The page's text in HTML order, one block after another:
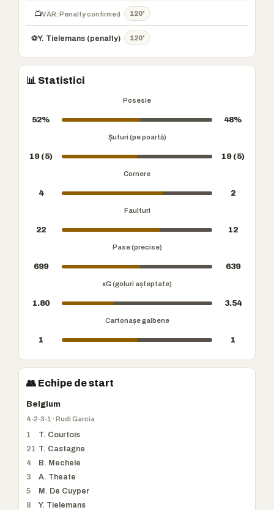
📺VAR: Penalty confirmed 120'
⚽Y. Tielemans (penalty) 120'
📊 Statistici
Posesie
52% 48%
Șuturi (pe poartă)
19 (5) 19 (5)
Cornere
4 2
Faulturi
22 12
Pase (precise)
699 639
xG (goluri așteptate)
1.80 3.54
Cartonașe galbene
1 1
👥 Echipe de start
Belgium
4-2-3-1 · Rudi Garcia
1
T. Courtois
21 T. Castagne
4
B. Mechele
3
A. Theate
5
M. De Cuyper
8
Y. Tielemans